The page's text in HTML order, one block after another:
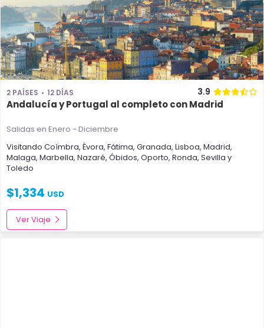
2 PAÍSES 12 DÍAS 3.9
Andalucía y Portugal al completo con Madrid
Salidas en Enero - Diciembre
Visitando Coímbra, Évora, Fátima, Granada, Lisboa, Madrid,
Malaga, Marbella, Nazaré, Óbidos, Oporto, Ronda, Sevilla y
Toledo
$1,334 USD
Ver Viaje